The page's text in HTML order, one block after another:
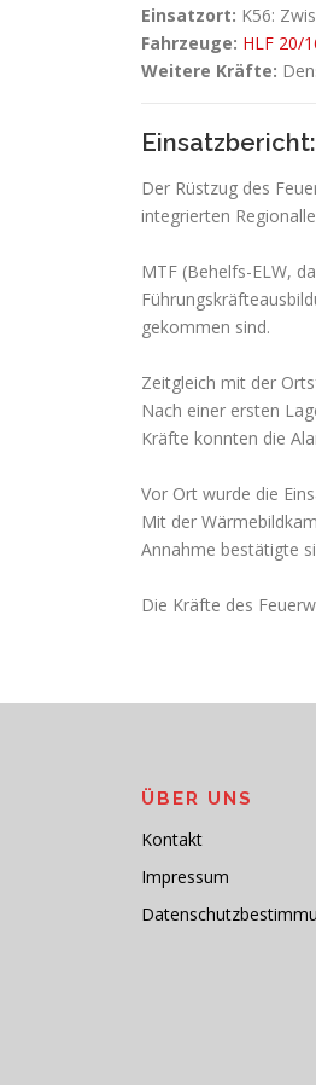
Einsatzort: K56:
Fahrzeuge: HLF 20/
Weitere Kräfte:
Einsatzbericht:
Der Rüstzug des
integrierten
MTF (Behelfs-ELW,
gekommen sind.
Zeitgleich mit der
Nach einer ersten
Kräfte konnten die
Vor Ort wurde die
Mit der
Annahme bestätigte
Die Kräfte des
ÜBER UNS
Kontakt
Impressum